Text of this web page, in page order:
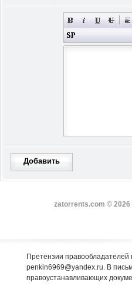
Добавить
zatorrents.com ©
Претензии
penkin6969@yandex.ru. В
правоустанавливающих